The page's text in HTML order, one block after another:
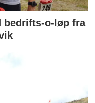
bedrifts-o-løp fra